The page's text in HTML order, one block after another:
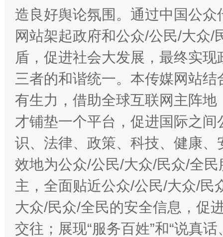
造良好舆论氛围。通过中国公
网站架起政府和公众/公民/大众
盾，促进社会大发展，最终实
三者的和谐统一。本传媒网站
有生力，借助全球互联网主阵
才铺垫一个平台，促进国际之
识、法律、政策、科技、健康
效地为公众/公民/大众/民众/全
主，全面贴近公众/公民/大众/民
大众/民众/全民的安全信息，促
交往；展现“服务百姓”和“说真